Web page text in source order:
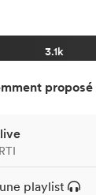
3.1k
proposé
playlist